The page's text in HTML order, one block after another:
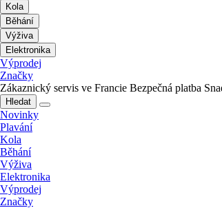
Kola
Běhání
Výživa
Elektronika
Výprodej
Značky
Zákaznický servis ve Francie Bezpečná platba
Hledat
Novinky
Plavání
Kola
Běhání
Výživa
Elektronika
Výprodej
Značky